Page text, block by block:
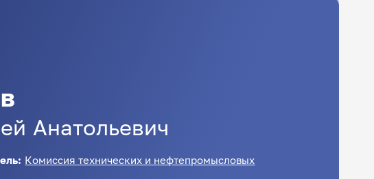
Анатольевич
Комиссия технических и нефтепромысловых